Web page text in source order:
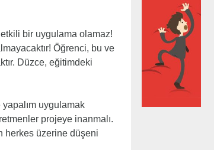
bir uygulama olamaz!
Öğrenci, bu ve
Düzce, eğitimdeki
uygulamak
projeye inanmalı.
herkes üzerine düşeni